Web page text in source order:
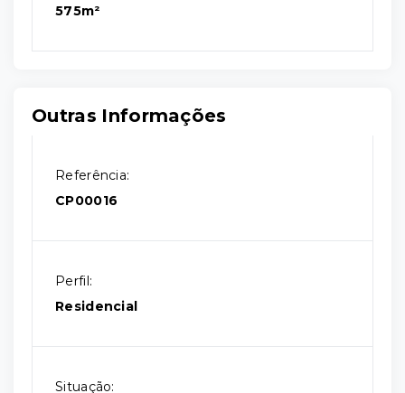
575m²
Outras Informações
Referência:
CP00016
Perfil:
Residencial
Situação: